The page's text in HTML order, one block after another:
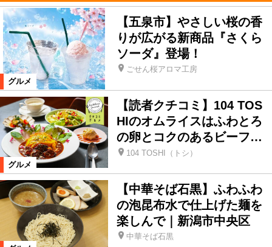
グルメ
【五泉市】やさしい桜の香
りが広がる新商品『さくら
ソーダ』登場！
ごせん桜アロマ工房
グルメ
【読者クチコミ】104 TOS
HIのオムライスはふわとろ
の卵とコクのあるビーフ…
104 TOSHI（トシ）
【中華そば石黒】ふわふわ
の泡昆布水で仕上げた麺を
楽しんで｜新潟市中央区
中華そば石黒